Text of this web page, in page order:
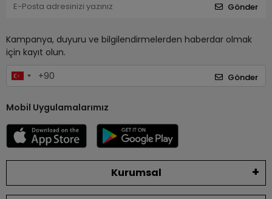
Gönder
Kampanya, duyuru ve bilgilendirmelerden haberdar olmak
için kayıt olun.
Gönder
Mobil Uygulamalarımız
Kurumsal